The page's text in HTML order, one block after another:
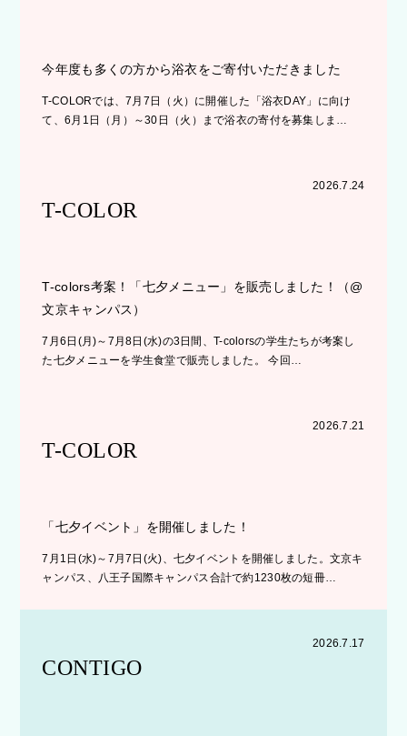
今年度も多くの方から浴衣をご寄付いただきました
T-COLORでは、7月7日（火）に開催した「浴衣DAY」に向け
て、6月1日（月）～30日（火）まで浴衣の寄付を募集しま…
2026.7.24
T-COLOR
T-colors考案！「七夕メニュー」を販売しました！（@
文京キャンパス）
7月6日(月)～7月8日(水)の3日間、T-colorsの学生たちが考案し
た七夕メニューを学生食堂で販売しました。 今回…
2026.7.21
T-COLOR
「七夕イベント」を開催しました！
7月1日(水)～7月7日(火)、七夕イベントを開催しました。文京キ
ャンパス、八王子国際キャンパス合計で約1230枚の短冊…
2026.7.17
CONTIGO